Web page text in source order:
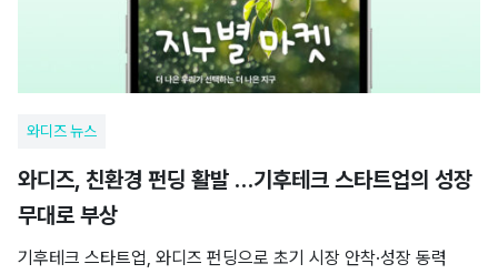
와디즈 뉴스
와디즈, 친환경 펀딩 활발 …기후테크 스타트업의 성장
무대로 부상
기후테크 스타트업, 와디즈 펀딩으로 초기 시장 안착·성장 동력